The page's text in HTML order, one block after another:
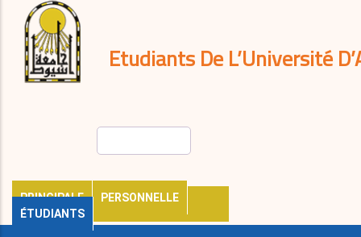
Etudiants De L’Université
PRINCIPALE
PERSONNELLE
ÉTUDIANTS
décisions
Expatriés
Journal